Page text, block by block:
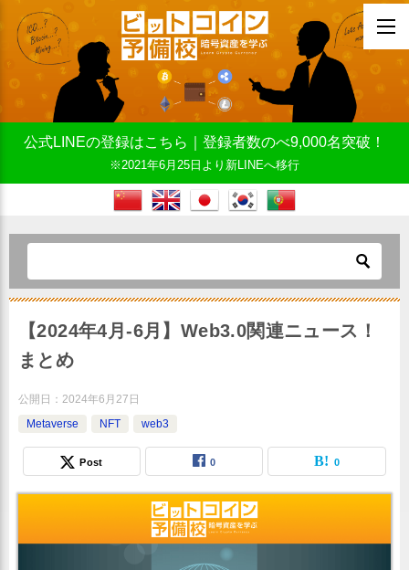
公式LINEの登録はこちら｜登録者数のべ9,000名突破！
※2021年6月25日より新LINEへ移行
【2024年4月-6月】Web3.0関連ニュース！
まとめ
公開日： 2024年6月27日
Metaverse
NFT web3
Post 0 0